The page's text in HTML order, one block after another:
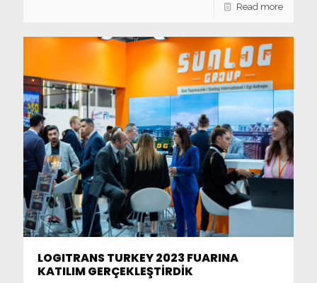
Read more
LOGITRANS TURKEY 2023 FUARINA
KATILIM GERÇEKLEŞTİRDİK